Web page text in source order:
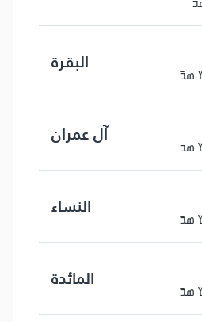
البقرة
آل عمران
النساء
المائدة